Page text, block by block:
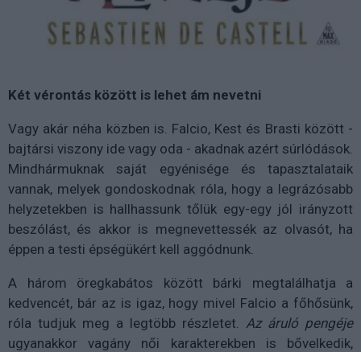
Két vérontás között is lehet ám nevetni
Vagy akár néha közben is. Falcio, Kest és Brasti között -
bajtársi viszony ide vagy oda - akadnak azért súrlódások.
Mindhármuknak saját egyénisége és tapasztalataik
vannak, melyek gondoskodnak róla, hogy a legrázósabb
helyzetekben is hallhassunk tőlük egy-egy jól irányzott
beszólást, és akkor is megnevettessék az olvasót, ha
éppen a testi épségükért kell aggódnunk.
A három öregkabátos között bárki megtalálhatja a
kedvencét, bár az is igaz, hogy mivel Falcio a főhősünk,
róla tudjuk meg a legtöbb részletet. Az áruló pengéje
ugyanakkor vagány női karakterekben is bővelkedik,